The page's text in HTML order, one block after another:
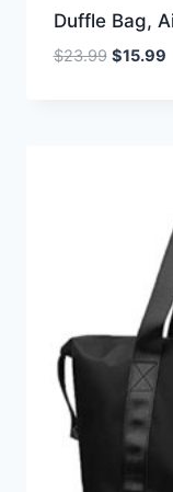
Duffle Bag,
$23.99 $15.99